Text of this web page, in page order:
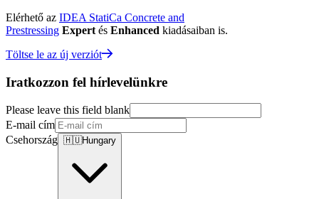
Elérhető az IDEA StatiCa Concrete and
Prestressing Expert és Enhanced kiadásaiban is.
Töltse le az új verziót
Iratkozzon fel hírlevelünkre
Please leave this field blank
E-mail cím
Csehország 🇭🇺Hungary